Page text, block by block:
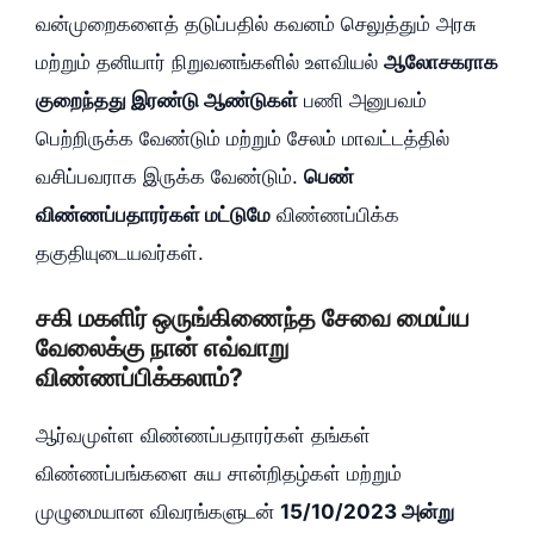
வன்முறைகளைத் தடுப்பதில் கவனம் செலுத்தும் அரசு
மற்றும் தனியார் நிறுவனங்களில் உளவியல் ஆலோசகராக
குறைந்தது இரண்டு ஆண்டுகள் பணி அனுபவம்
பெற்றிருக்க வேண்டும் மற்றும் சேலம் மாவட்டத்தில்
வசிப்பவராக இருக்க வேண்டும். பெண்
விண்ணப்பதாரர்கள் மட்டுமே விண்ணப்பிக்க
தகுதியுடையவர்கள்.
சகி மகளிர் ஒருங்கிணைந்த சேவை மைய்ய
வேலைக்கு நான் எவ்வாறு
விண்ணப்பிக்கலாம்?
ஆர்வமுள்ள விண்ணப்பதாரர்கள் தங்கள்
விண்ணப்பங்களை சுய சான்றிதழ்கள் மற்றும்
முழுமையான விவரங்களுடன் 15/10/2023 அன்று